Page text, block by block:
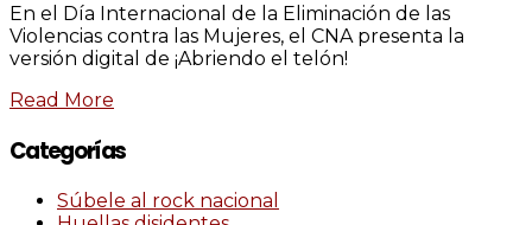
En el Día Internacional de la Eliminación de las
Violencias contra las Mujeres, el CNA presenta la
versión digital de ¡Abriendo el telón!
Read More
Categorías
Súbele al rock nacional